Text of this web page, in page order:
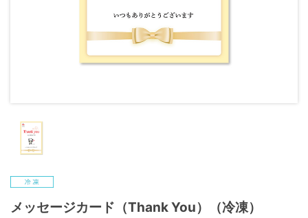
メッセージカード（Thank You）（冷凍）